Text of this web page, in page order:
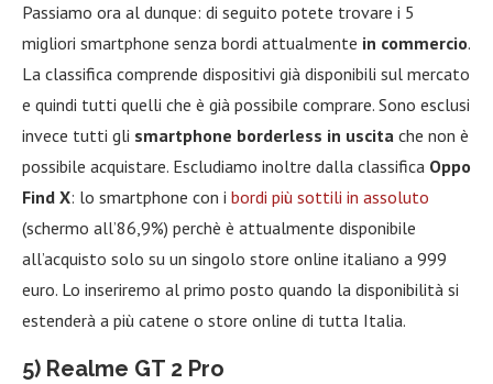
Passiamo ora al dunque: di seguito potete trovare i 5
migliori smartphone senza bordi attualmente in commercio.
La classifica comprende dispositivi già disponibili sul mercato
e quindi tutti quelli che è già possibile comprare. Sono esclusi
invece tutti gli smartphone borderless in uscita che non è
possibile acquistare. Escludiamo inoltre dalla classifica Oppo
Find X: lo smartphone con i bordi più sottili in assoluto
(schermo all’86,9%) perchè è attualmente disponibile
all’acquisto solo su un singolo store online italiano a 999
euro. Lo inseriremo al primo posto quando la disponibilità si
estenderà a più catene o store online di tutta Italia.
5) Realme GT 2 Pro